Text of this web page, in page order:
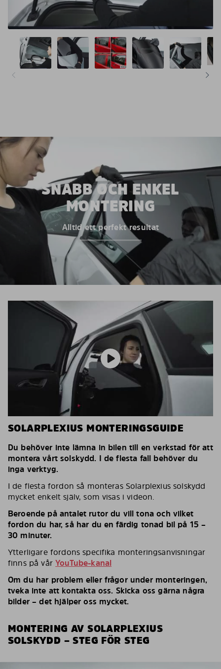
SNABB OCH ENKEL
MONTERING
Alltid ett perfekt resultat
SOLARPLEXIUS MONTERINGSGUIDE
Du behöver inte lämna in bilen till en verkstad för att
montera vårt solskydd. I de flesta fall behöver du
inga verktyg.
I de flesta fordon så monteras Solarplexius solskydd
mycket enkelt själv, som visas i videon.
Beroende på antalet rutor du vill tona och vilket
fordon du har, så har du en färdig tonad bil på 15 –
30 minuter.
Ytterligare fordons specifika monteringsanvisningar
finns på vårYouTube-kanal
Om du har problem eller frågor under monteringen,
tveka inte att kontakta oss. Skicka oss gärna några
bilder – det hjälper oss mycket.
MONTERING AV SOLARPLEXIUS
SOLSKYDD – STEG FÖR STEG